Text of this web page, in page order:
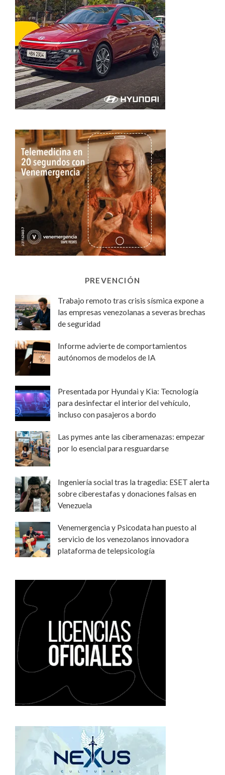
PREVENCIÓN
Trabajo remoto tras crisis sísmica expone a
las empresas venezolanas a severas brechas
de seguridad
Informe advierte de comportamientos
autónomos de modelos de IA
Presentada por Hyundai y Kia: Tecnología
para desinfectar el interior del vehículo,
incluso con pasajeros a bordo
Las pymes ante las ciberamenazas: empezar
por lo esencial para resguardarse
Ingeniería social tras la tragedia: ESET alerta
sobre ciberestafas y donaciones falsas en
Venezuela
Venemergencia y Psicodata han puesto al
servicio de los venezolanos innovadora
plataforma de telepsicología